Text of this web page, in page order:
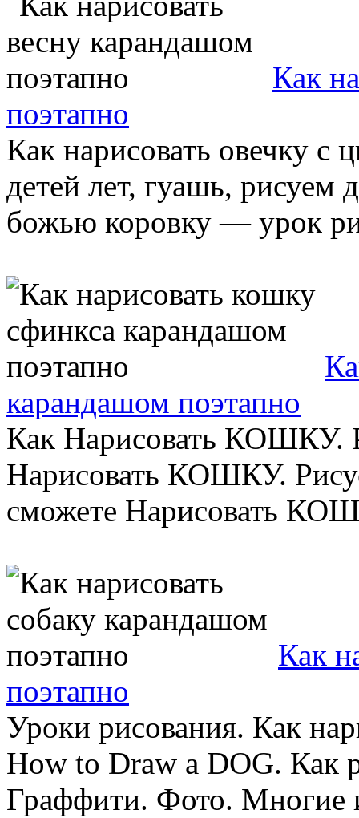
Как
поэтапно
Как нарисовать овечку с
детей лет, гуашь, рисуем
божью коровку — урок
карандашом поэтапно
Как Нарисовать КОШКУ.
Нарисовать КОШКУ.
сможете Нарисовать
Как
поэтапно
Уроки рисования. Как
How to Draw a DOG. Как
Граффити. Фото. Многие